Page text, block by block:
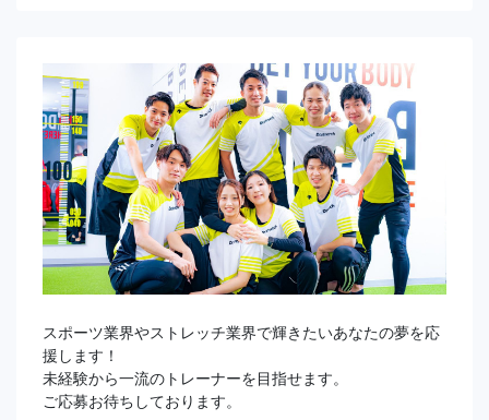
スポーツ業界やストレッチ業界で輝きたいあなたの夢を応
援します！
未経験から一流のトレーナーを目指せます。
ご応募お待ちしております。